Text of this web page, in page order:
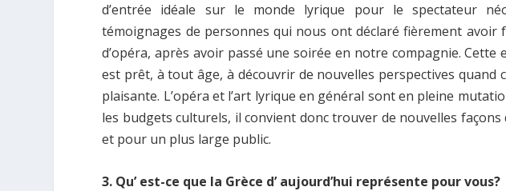
d’entrée idéale sur le monde lyrique pour le spectateur
témoignages de personnes qui nous ont déclaré fièrement avoir
d’opéra, après avoir passé une soirée en notre compagnie. Cette
est prêt, à tout âge, à découvrir de nouvelles perspectives quand
plaisante. L’opéra et l’art lyrique en général sont en pleine
les budgets culturels, il convient donc trouver de nouvelles
et pour un plus large public.
3. Qu’ est-ce que la Grèce d’ aujourd’hui représente pour vous?